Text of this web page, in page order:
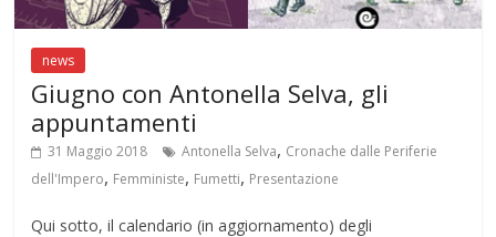
news
Giugno con Antonella Selva, gli
appuntamenti
31 Maggio 2018 Antonella Selva, Cronache dalle Periferie
dell'Impero, Femministe, Fumetti, Presentazione
Qui sotto, il calendario (in aggiornamento) degli